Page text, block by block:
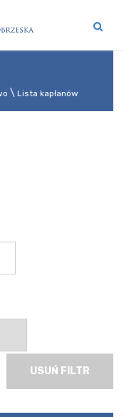
Lista kapłanów
USUŃ FILTR